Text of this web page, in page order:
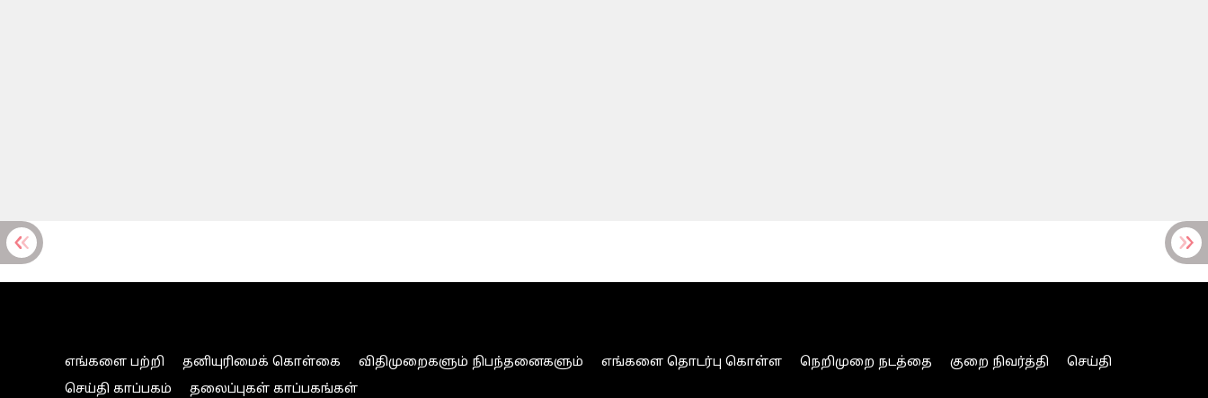
எங்களை பற்றி தனியுரிமைக் கொள்கை விதிமுறைகளும் நிபந்தனைகளும் எங்களை தொடர்பு கொள்ள நெறிமுறை நடத்தை குறை நிவர்த்தி
செய்தி
செய்தி காப்பகம்
தலைப்புகள் காப்பகங்கள்